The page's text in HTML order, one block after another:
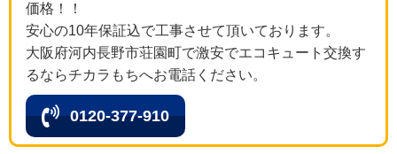
価格！！
安心の10年保証込で工事させて頂いております。
大阪府河内長野市荘園町で激安でエコキュート交換す
るならチカラもちへお電話ください。
0120-377-910